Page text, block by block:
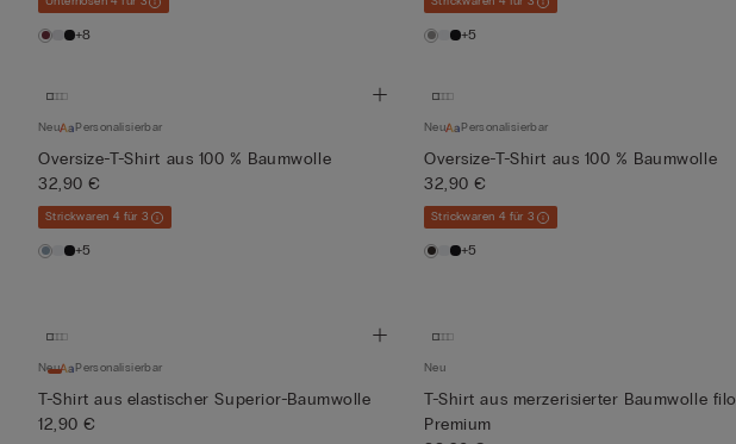
+8 +5
Neu Personalisierbar
Oversize-T-Shirt aus 100 % Baumwolle
32,90 €
Strickwaren 4 für 3
+5
Neu Personalisierbar
Oversize-T-Shirt aus 100 % Baumwolle
32,90 €
Strickwaren 4 für 3
+5
Neu Personalisierbar
T-Shirt aus elastischer Superior-Baumwolle
12,90 €
Neu
T-Shirt aus merzerisierter Baumwolle filo
Premium